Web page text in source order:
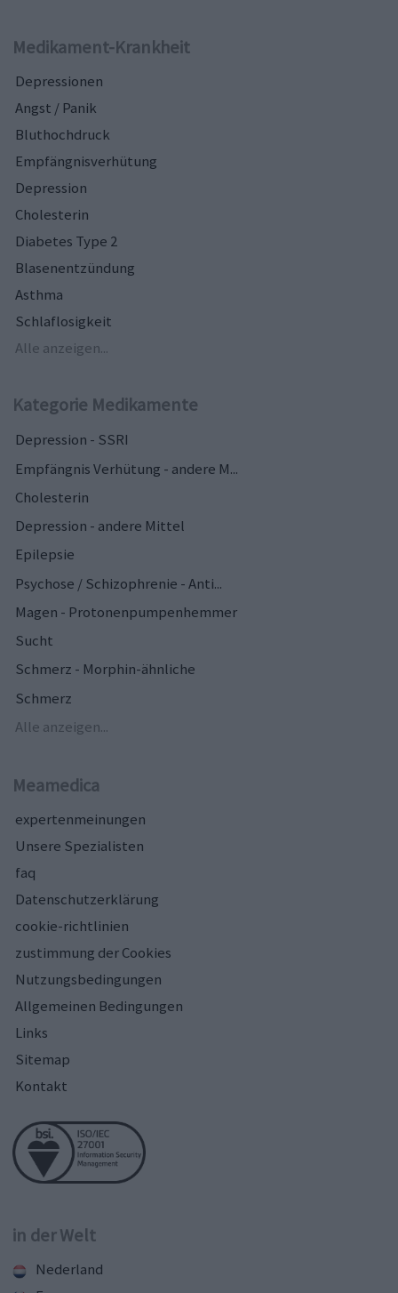
Medikament-Krankheit
Depressionen
Angst / Panik
Bluthochdruck
Empfängnisverhütung
Depression
Cholesterin
Diabetes Type 2
Blasenentzündung
Asthma
Schlaflosigkeit
Alle anzeigen...
Kategorie Medikamente
Depression - SSRI
Empfängnis Verhütung - andere M...
Cholesterin
Depression - andere Mittel
Epilepsie
Psychose / Schizophrenie - Anti...
Magen - Protonenpumpenhemmer
Sucht
Schmerz - Morphin-ähnliche
Schmerz
Alle anzeigen...
Meamedica
expertenmeinungen
Unsere Spezialisten
faq
Datenschutzerklärung
cookie-richtlinien
zustimmung der Cookies
Nutzungsbedingungen
Allgemeinen Bedingungen
Links
Sitemap
Kontakt
in der Welt
Nederland